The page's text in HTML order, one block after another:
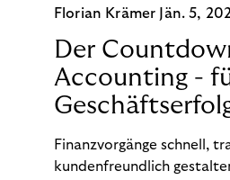
Florian Krämer Jän. 5,
Der
Accounting -
Finanzvorgänge schnell,
kundenfreundlich